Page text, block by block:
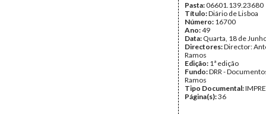
Pasta:06601.139.23680
Título:Diário de Lisboa
Número: 16700
Ano:49
Data: Quarta, 18 de
Directores:Director:
Ramos
Edição: 1ª edição
Fundo:DRR -
Ramos
Tipo Documental:
Página(s):36